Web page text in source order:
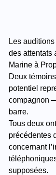
Les
des attentats
Marine à
Deux
potentiel
compagnon
barre.
Tous deux
précédentes
concernant
supposées.